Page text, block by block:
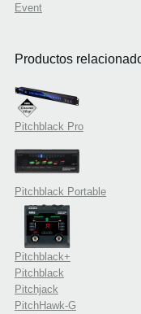
Event
Productos
Pitchblack Pro
Pitchblack Portable
Pitchblack+
Pitchblack
Pitchjack
PitchHawk-G